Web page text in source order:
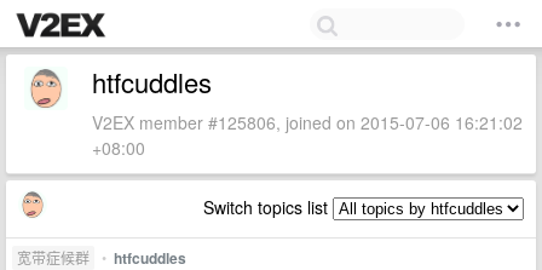
htfcuddles
V2EX member #125806, joined on 2015-07-06 16:21:02
+08:00
Switch topics list
宽带症候群 • htfcuddles